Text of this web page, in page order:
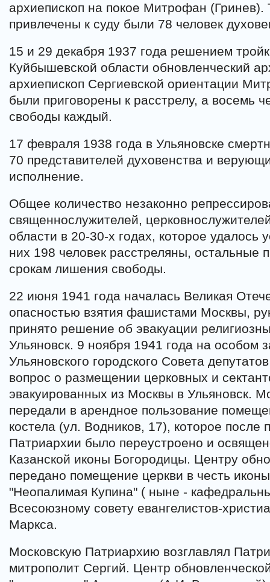
архиепископ на покое Митрофан (Гринев).
привлечены к суду были 78 человек
15 и 29 декабря 1937 года решением
Куйбышевской области обновленческий
архиепископ Сергиевской ориентации
были приговорены к расстрелу, а восемь
свободы каждый.
17 февраля 1938 года в Ульяновске
70 представителей духовенства и
исполнение.
Общее количество незаконно
священнослужителей,
области в 20-30-х годах, которое удалось
них 198 человек расстреляны, остальные
срокам лишения свободы.
22 июня 1941 года началась Великая
опасностью взятия фашистами Москвы,
принято решение об эвакуации
Ульяновск. 9 ноября 1941 года на особом
Ульяновского городского Совета
вопрос о размещении церковных и
эвакуированных из Москвы в Ульяновск.
передали в арендное пользование
костела (ул. Водников, 17), которое после
Патриархии было переустроено и
Казанской иконы Богородицы. Центру
передано помещение церкви в честь
"Неопалимая Купина" ( ныне -
Всесоюзному совету евангелистов-
Маркса.
Московскую Патриархию возглавлял
митрополит Сергий. Центр